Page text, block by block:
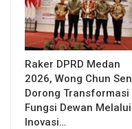
Raker DPRD Medan
2026, Wong Chun Sen
Dorong Transformasi
Fungsi Dewan Melalui
Inovasi…